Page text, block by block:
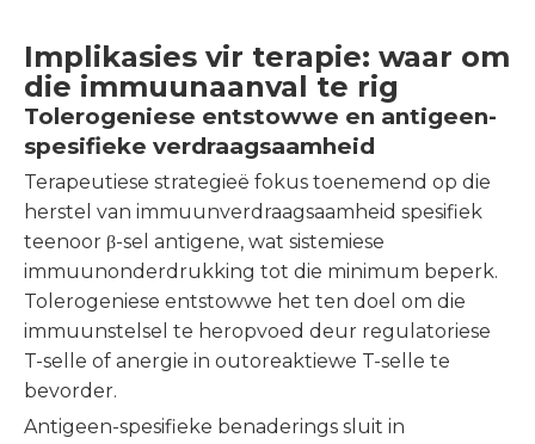
Implikasies vir terapie: waar om
die immuunaanval te rig
Tolerogeniese entstowwe en antigeen-
spesifieke verdraagsaamheid
Terapeutiese strategieë fokus toenemend op die
herstel van immuunverdraagsaamheid spesifiek
teenoor β-sel antigene, wat sistemiese
immuunonderdrukking tot die minimum beperk.
Tolerogeniese entstowwe het ten doel om die
immuunstelsel te heropvoed deur regulatoriese
T-selle of anergie in outoreaktiewe T-selle te
bevorder.
Antigeen-spesifieke benaderings sluit in